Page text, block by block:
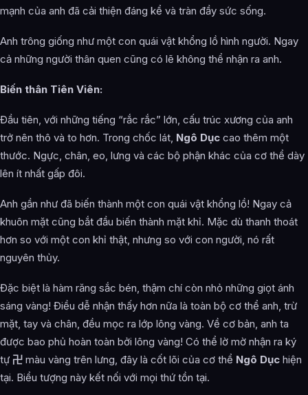
mạnh của anh đã cải thiện đáng kể và tràn đầy sức sống.
Anh trông giống như một con quái vật khổng lồ hình người. Ngay
cả những người thân quen cũng có lẽ không thể nhận ra anh.
Biến thân Tiên Viên:
Đầu tiên, với những tiếng “rắc rắc” lớn, cấu trúc xương của anh
trở nên thô và to hơn. Trong chốc lát, Ngô Dục cao thêm một
thước. Ngực, chân, eo, lưng và các bộ phận khác của cơ thể dày
lên ít nhất gấp đôi.
Anh gần như đã biến thành một con quái vật khổng lồ! Ngay cả
khuôn mặt cũng bắt đầu biến thành mặt khỉ. Mặc dù thanh thoát
hơn so với một con khỉ thật, nhưng so với con người, nó rất
nguyên thủy.
Đặc biệt là hàm răng sắc bén, thậm chí còn nhỏ những giọt ánh
sáng vàng! Điều dễ nhận thấy hơn nữa là toàn bộ cơ thể anh, trừ
mặt, tay và chân, đều mọc ra lớp lông vàng. Về cơ bản, anh ta
được bao phủ hoàn toàn bởi lông vàng! Có thể lờ mờ nhận ra ký
tự 卍 màu vàng trên lưng, đây là cốt lõi của cơ thể Ngô Dục hiện
tại. Biểu tượng này kết nối với mọi thứ tồn tại.